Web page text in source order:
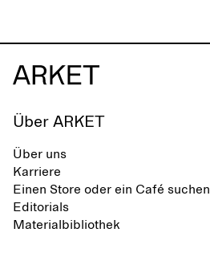
Über ARKET
Über uns
Karriere
Einen Store oder ein Café suchen
Editorials
Materialbibliothek